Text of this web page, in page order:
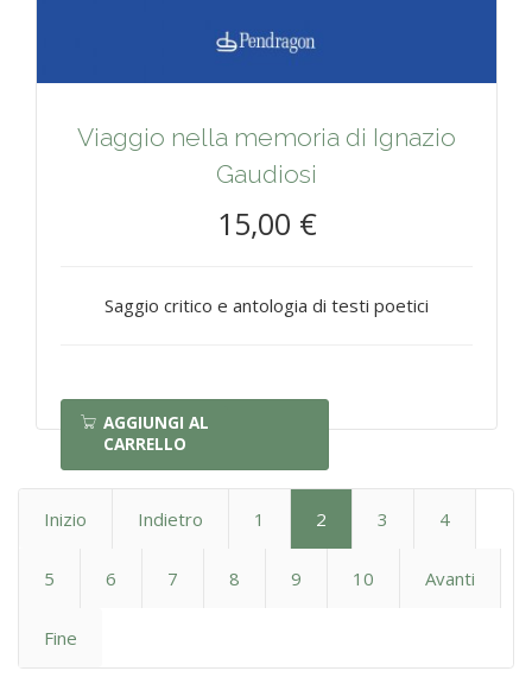
Viaggio nella memoria di Ignazio
Gaudiosi
15,00 €
Saggio critico e antologia di testi poetici
AGGIUNGI AL
CARRELLO
Inizio Indietro 1 2 3 4
5 6 7 8 9 10 Avanti
Fine